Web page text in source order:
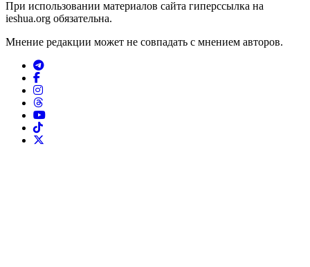
При использовании материалов сайта гиперссылка на
ieshua.org обязательна.
Мнение редакции может не совпадать с мнением авторов.